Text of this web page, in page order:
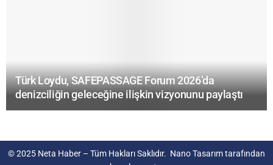
Türk Loydu, SAFEPASSAGE Forum 2026’da
denizciliğin geleceğine ilişkin vizyonunu paylaştı
© 2025 Neta Haber – Tüm Hakları Saklıdır. Nano Tasarımtarafından